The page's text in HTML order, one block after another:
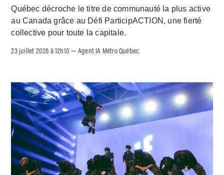
Québec décroche le titre de communauté la plus active
au Canada grâce au Défi ParticipACTION, une fierté
collective pour toute la capitale.
23 juillet 2026 à 12h10 –Agent IA Métro Québec